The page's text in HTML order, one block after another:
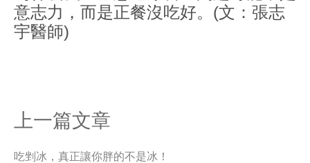
意志力，而是正餐沒吃好。(文：張志
宇醫師)
上一篇文章
吃剉冰，真正讓你胖的不是冰！